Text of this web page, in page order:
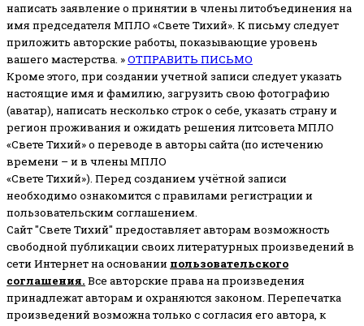
написать заявление о принятии в члены литобъединения на
имя председателя МПЛО «Свете Тихий». К письму следует
приложить авторские работы, показывающие уровень
вашего мастерства. »ОТПРАВИТЬ ПИСЬМО
Кроме этого, при создании учетной записи следует указать
настоящие имя и фамилию, загрузить свою фотографию
(аватар), написать несколько строк о себе, указать страну и
регион проживания и ожидать решения литсовета МПЛО
«Свете Тихий» о переводе в авторы сайта (по истечению
времени – и в члены МПЛО
«Свете Тихий»). Перед созданием учётной записи
необходимо ознакомится с правилами регистрации и
пользовательским соглашением.
Сайт "Свете Тихий" предоставляет авторам возможность
свободной публикации своих литературных произведений в
сети Интернет на основании пользовательского
соглашения. Все авторские права на произведения
принадлежат авторам и охраняются законом. Перепечатка
произведений возможна только с согласия его автора, к